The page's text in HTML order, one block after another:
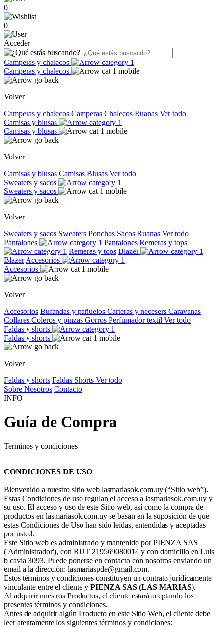
0
0
Acceder
Camperas y chalecos
Camperas y chalecos
Volver
Camperas y chalecos Camperas Chalecos Ruanas Ver todo
Camisas y blusas
Camisas y blusas
Volver
Camisas y blusas Camisas Blusas Ver todo
Sweaters y sacos
Sweaters y sacos
Volver
Sweaters y sacos Sweaters Ponchos Sacos Ruanas Ver todo
Pantalones
Pantalones Remeras y tops
Remeras y tops Blazer
Blazer Accesorios
Accesorios
Volver
Accesorios Bufandas y pañuelos Carteras y necesers Caravanas
Collares Coleros y pinzas Gorros Perfumador textil Ver todo
Faldas y shorts
Faldas y shorts
Volver
Faldas y shorts Faldas Shorts Ver todo
Sobre Nosotros Contacto
INFO
Guía de Compra
Terminos y condiciones
+
CONDICIONES DE USO
Bienvenido a nuestro sitio web lasmariasok.com.uy (“Sitio web”).
Estas Condiciones de uso regulan el acceso a lasmariasok.com.uy y
su uso. El acceso y uso de este Sitio web, así como la compra de
productos en lasmariasok.com.uy se basan en la suposición de que
estas Condiciones de Uso han sido leídas, entendidas y aceptadas
por usted.
Este Sitio web es administrado y mantenido por PIENZA SAS
('Administrador'), con RUT 219569080014 y con domicilio en Luis
b cavia 3093. Puede ponerse en contacto con nosotros enviando un
email a la dirección: lasmariaspde@gmail.com.
Estos términos y condiciones constituyen un contrato jurídicamente
vinculante entre el cliente y PIENZA SAS (LAS MARIAS).
Al adquirir nuestros Productos, el cliente estará aceptando los
presentes términos y condiciones.
Antes de adquirir algún Producto en este Sitio Web, el cliente debe
leer atentamente los siguientes términos y condiciones: